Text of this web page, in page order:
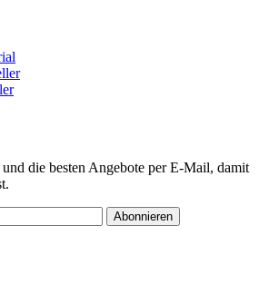
die besten Angebote per E-Mail, damit
Abonnieren